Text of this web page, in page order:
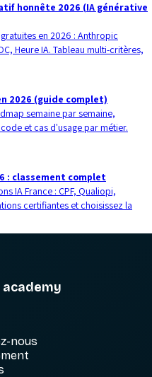
honnête 2026 (IA générative
en 2026 : Anthropic
Heure IA. Tableau multi-critères,
2026 (guide complet)
semaine par semaine,
et cas d'usage par métier.
: classement complet
IA France : CPF, Qualiopi,
certifiantes et choisissez la
nous